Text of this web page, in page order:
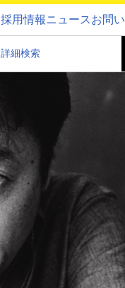
採用情報ニュースお問
詳細検索